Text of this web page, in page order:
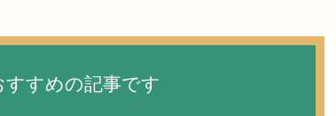
すめの記事です